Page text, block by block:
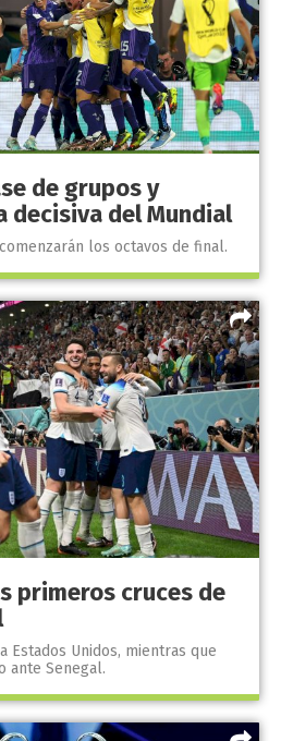
de grupos y
decisiva del Mundial
los octavos de final.
primeros cruces de
Estados Unidos, mientras que
ante Senegal.